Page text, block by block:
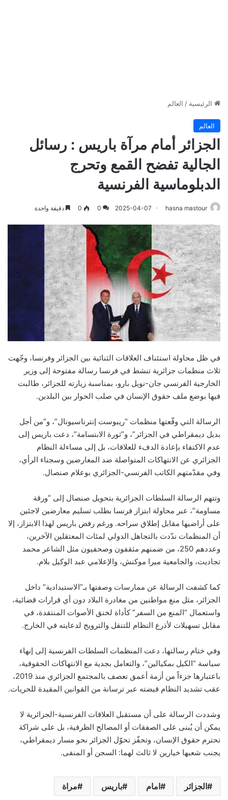
الرئيسية / العالم
العالم
الجزائر أمام مرآة باريس : رسائل
الجالية تفضح القمع وتحرج
الدبلوماسية الفرنسية
hasna mastour
2025-04-07
0
0 دقيقة واحدة
في ظل محاولة استئناف العلاقات الثنائية بين الجزائر وفرنسا، وجّهت
ثلاث منظمات جزائرية تنشط في فرنسا رسالة مفتوحة إلى وزير
الخارجية الفرنسي جان-نويل بارو، بمناسبة زيارته للجزائر، طالبت
فيها بوضع ملف حقوق الإنسان في صلب الحوار بين البلدين.
الرسالة التي وقّعتها منظمات “ريبوست إنترناسيونال”، و”من أجل
بديل ديمقراطي في الجزائر”، و”ثورة الابتسامة”، دعت باريس إلى
عدم الاكتفاء بإعادة الدفء للعلاقات، بل إلى مساءلة النظام
الجزائري عن الانتهاكات المتواصلة ضد المعارضين وسجناء الرأي،
وفي مقدّمتهم الكاتب الفرنسي-الجزائري بوعلام صنصال.
وتتهم الرسالة السلطات الجزائرية بتحويل صنصال إلى “ورقة
مساومة”، عبر محاولة ابتزاز فرنسا بطلب تسليم معارضين لاجئين
على أراضيها مقابل إطلاق سراحه. ورغم رفض باريس لهذا الابتزاز، إلا
أن المنظمات ندّدت بالتجاهل الدولي لمئات المعتقلين الآخرين،
وعددهم 250، من ضمنهم مثقفون وصحفيون مثل الشاعر محمد
تجاديت، والجامعية ميرا موكنش، والإعلامي عبد الوكيل بلام.
كما كشفت الرسالة عن ممارسات وصفتها بـ”الاستبدادية” داخل
الجزائر، مثل منع مواطنين من مغادرة البلاد دون أي قرارات قضائية،
واستعمال “المنع من السفر” كأداة لخنق الأصوات المنتقدة، في
مقابل تسهيلات لأذرع النظام للتنقل والترويج لدعايته في الخارج.
وفي ختام رسالتها، دعت المنظمات السلطات الفرنسية إلى إنهاء
سياسة “الكيل بمكيالين”، والتعامل بجدية مع الانتهاكات الحقوقية،
باعتبارها جزءاً من أزمة أعمق تعصف بالمجتمع الجزائري منذ 2019،
عقب تشديد النظام قبضته عبر ترسانة من القوانين المقيدة للحريات.
وشددت الرسالة على أن مستقبل العلاقات الفرنسية-الجزائرية لا
يمكن أن يُبنى على الصفقات أو المصالح الظرفية، بل على شراكة
تحترم حقوق الإنسان، وتحفّز تحوّل الجزائر نحو مسار ديمقراطي،
يجنب شعبها خيارين لا ثالث لهما: السجن أو المنفى.
الجزائر امام باريس مراة